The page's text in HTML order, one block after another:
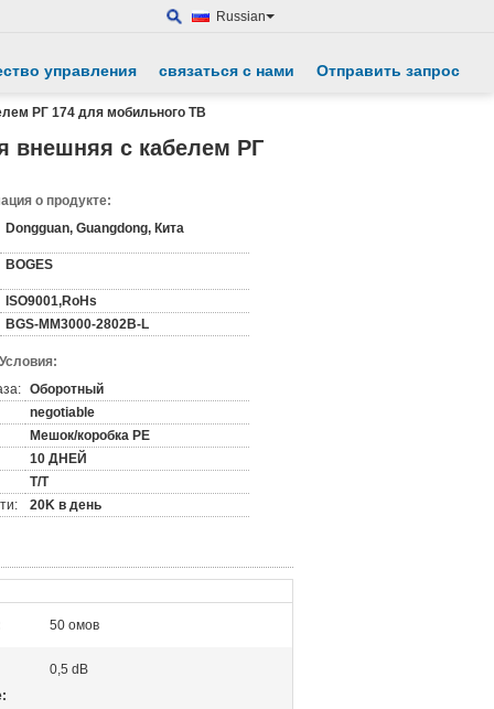
Russian
управления связаться с нами Отправить запрос
РГ 174 для мобильного ТВ
внешняя с кабелем РГ
о продукте:
Dongguan, Guangdong, Кита
BOGES
ISO9001,RoHs
BGS-MM3000-2802B-L
Оборотный
negotiable
Мешок/коробка PE
10 ДНЕЙ
T/T
20K в день
50 омов
0,5 dB